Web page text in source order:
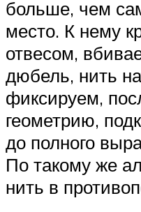
больше, чем
место. К нему
отвесом,
дюбель, нить
фиксируем,
геометрию,
до полного
По такому же
нить в